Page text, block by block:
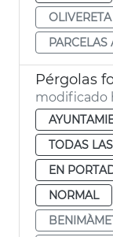
OLIVERETA
PARCELAS
Pérgolas
modificado
TODAS
EN
NORMAL